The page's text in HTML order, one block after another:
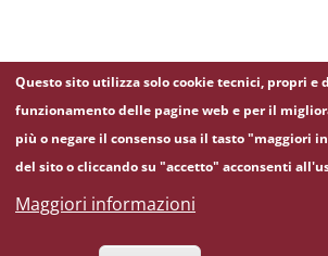
Questo sito utilizza solo cookie tecnici, propri e
funzionamento delle pagine web e per il
più o negare il consenso usa il tasto "maggiori
del sito o cliccando su "accetto" acconsenti
Maggiori informazioni